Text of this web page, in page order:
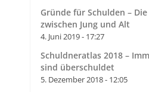
Gründe für Schulden –
zwischen Jung und Alt
4. Juni 2019 - 17:27
Schuldneratlas 2018 –
sind überschuldet
5. Dezember 2018 - 12:05